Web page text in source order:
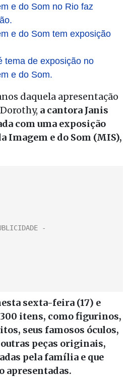
e do Som no Rio faz
e do Som tem exposição
tema de exposição no
e do Som.
daquela apresentação
a cantora Janis
com uma exposição
Imagem e do Som (MIS),
sexta-feira (17) e
itens, como figurinos,
seus famosos óculos,
outras peças originais,
pela família e que
apresentadas.